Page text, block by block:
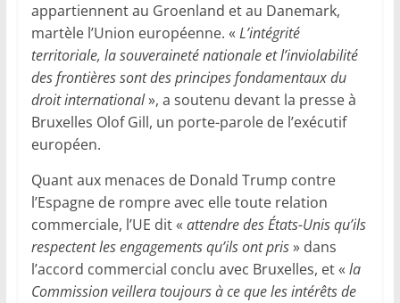
appartiennent au Groenland et au Danemark,
martèle l’Union européenne. « L’intégrité
territoriale, la souveraineté nationale et l’inviolabilité
des frontières sont des principes fondamentaux du
droit international», a soutenu devant la presse à
Bruxelles Olof Gill, un porte-parole de l’exécutif
européen.
Quant aux menaces de Donald Trump contre
l’Espagne de rompre avec elle toute relation
commerciale, l’UE dit « attendre des États-Unis qu’ils
respectent les engagements qu’ils ont pris» dans
l’accord commercial conclu avec Bruxelles, et « la
Commission veillera toujours à ce que les intérêts de